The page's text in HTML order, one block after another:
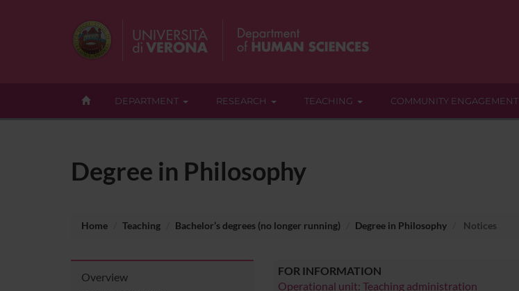
DEPARTMENT RESEARCH TEACHING COMMUNITY ENGAGEMENT
Degree in Philosophy
Home Teaching Bachelor’s degrees (no longer running) Degree in Philosophy Notices
Overview
FOR INFORMATION
Operational unit: Teaching administration